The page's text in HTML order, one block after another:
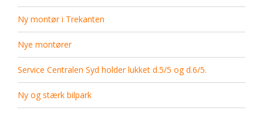
Ny montør i Trekanten
Nye montører
Service Centralen Syd holder lukket d.5/5 og d.6/5.
Ny og stærk bilpark